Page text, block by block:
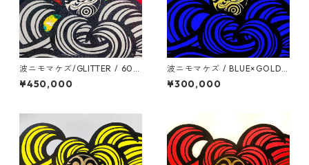
波ニモマケズ/GLITTER / 600
mm x 6000mm
¥450,000
波ニモマケズ / BLUE×GOLD L
EAF / 530mm x 530mm
¥300,000